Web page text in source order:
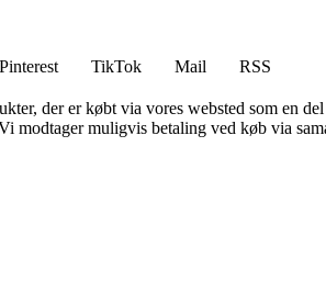
Pinterest TikTok Mail
RSS
der er købt via vores websted som en
muligvis betaling ved køb via